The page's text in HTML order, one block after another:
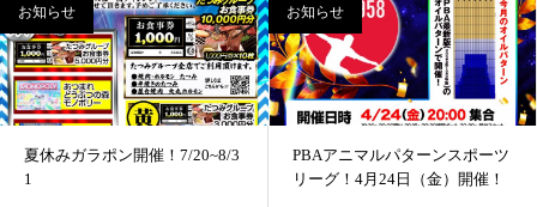
お知らせ
夏休みガラポン開催！7/20~8/3
1
お知らせ
PBAアニマルパターンスポーツ
リーグ！4月24日（金）開催！